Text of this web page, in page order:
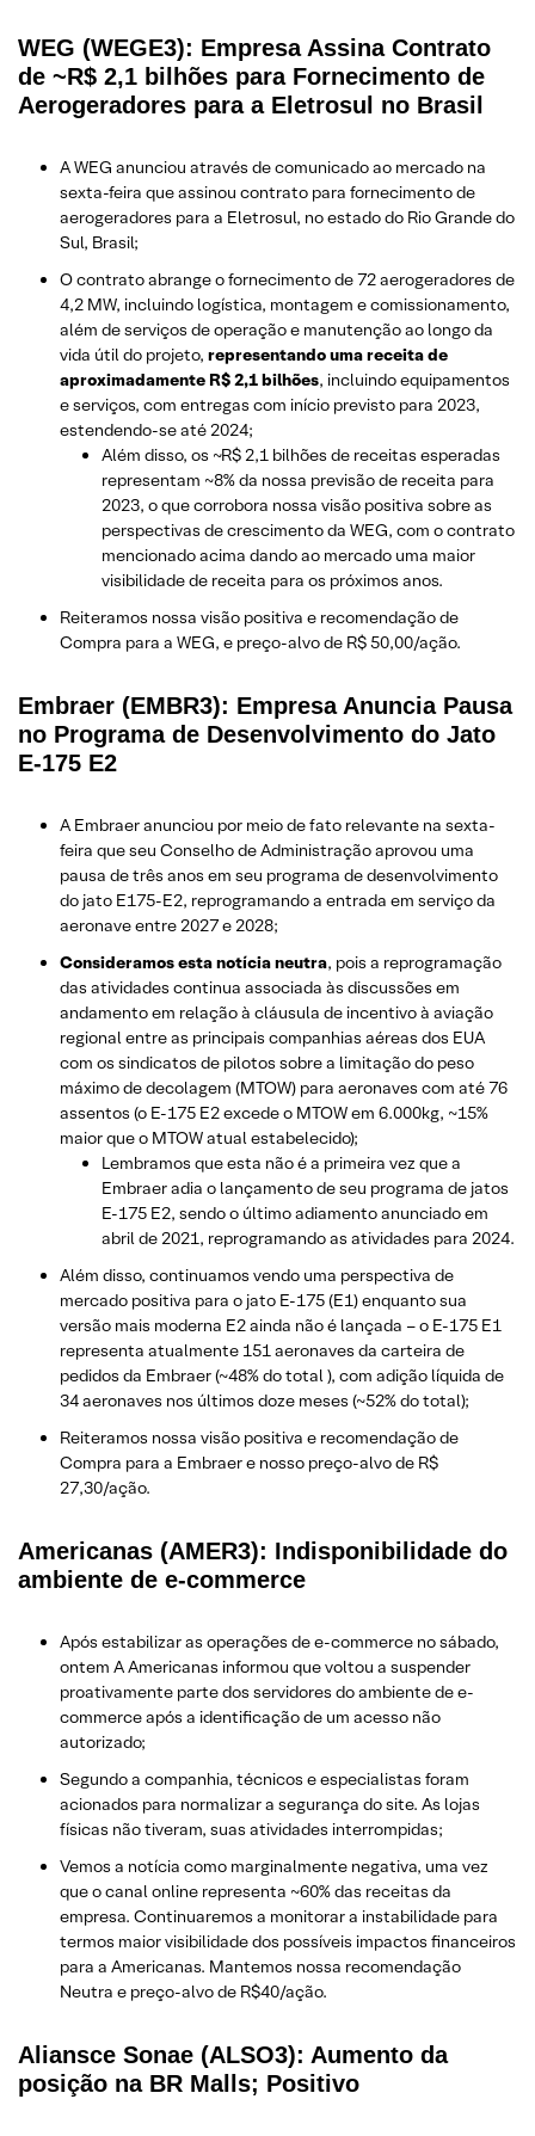
WEG (WEGE3): Empresa Assina Contrato
de ~R$ 2,1 bilhões para Fornecimento de
Aerogeradores para a Eletrosul no Brasil
A WEG anunciou através de comunicado ao mercado na
sexta-feira que assinou contrato para fornecimento de
aerogeradores para a Eletrosul, no estado do Rio Grande do
Sul, Brasil;
O contrato abrange o fornecimento de 72 aerogeradores de
4,2 MW, incluindo logística, montagem e comissionamento,
além de serviços de operação e manutenção ao longo da
vida útil do projeto, representando uma receita de
aproximadamente R$ 2,1 bilhões, incluindo equipamentos
e serviços, com entregas com início previsto para 2023,
estendendo-se até 2024;
Além disso, os ~R$ 2,1 bilhões de receitas esperadas
representam ~8% da nossa previsão de receita para
2023, o que corrobora nossa visão positiva sobre as
perspectivas de crescimento da WEG, com o contrato
mencionado acima dando ao mercado uma maior
visibilidade de receita para os próximos anos.
Reiteramos nossa visão positiva e recomendação de
Compra para a WEG, e preço-alvo de R$ 50,00/ação.
Embraer (EMBR3): Empresa Anuncia Pausa
no Programa de Desenvolvimento do Jato
E-175 E2
A Embraer anunciou por meio de fato relevante na sexta-
feira que seu Conselho de Administração aprovou uma
pausa de três anos em seu programa de desenvolvimento
do jato E175-E2, reprogramando a entrada em serviço da
aeronave entre 2027 e 2028;
Consideramos esta notícia neutra, pois a reprogramação
das atividades continua associada às discussões em
andamento em relação à cláusula de incentivo à aviação
regional entre as principais companhias aéreas dos EUA
com os sindicatos de pilotos sobre a limitação do peso
máximo de decolagem (MTOW) para aeronaves com até 76
assentos (o E-175 E2 excede o MTOW em 6.000kg, ~15%
maior que o MTOW atual estabelecido);
Lembramos que esta não é a primeira vez que a
Embraer adia o lançamento de seu programa de jatos
E-175 E2, sendo o último adiamento anunciado em
abril de 2021, reprogramando as atividades para 2024.
Além disso, continuamos vendo uma perspectiva de
mercado positiva para o jato E-175 (E1) enquanto sua
versão mais moderna E2 ainda não é lançada – o E-175 E1
representa atualmente 151 aeronaves da carteira de
pedidos da Embraer (~48% do total ), com adição líquida de
34 aeronaves nos últimos doze meses (~52% do total);
Reiteramos nossa visão positiva e recomendação de
Compra para a Embraer e nosso preço-alvo de R$
27,30/ação.
Americanas (AMER3): Indisponibilidade do
ambiente de e-commerce
Após estabilizar as operações de e-commerce no sábado,
ontem A Americanas informou que voltou a suspender
proativamente parte dos servidores do ambiente de e-
commerce após a identificação de um acesso não
autorizado;
Segundo a companhia, técnicos e especialistas foram
acionados para normalizar a segurança do site. As lojas
físicas não tiveram, suas atividades interrompidas;
Vemos a notícia como marginalmente negativa, uma vez
que o canal online representa ~60% das receitas da
empresa. Continuaremos a monitorar a instabilidade para
termos maior visibilidade dos possíveis impactos financeiros
para a Americanas. Mantemos nossa recomendação
Neutra e preço-alvo de R$40/ação.
Aliansce Sonae (ALSO3): Aumento da
posição na BR Malls; Positivo